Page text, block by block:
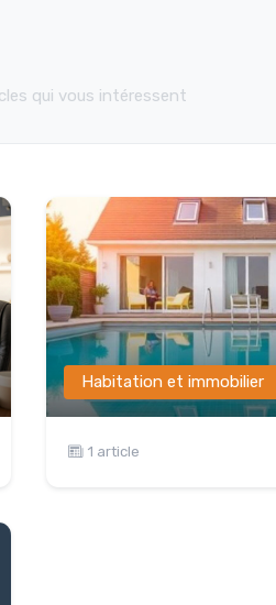
qui vous intéressent
Habitation et immobilier
1 article